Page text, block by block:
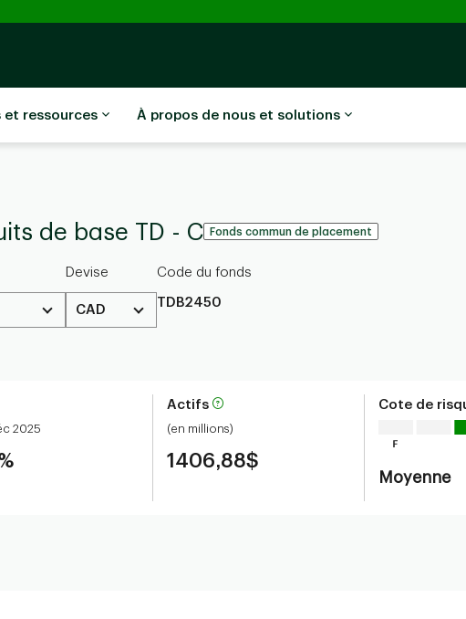
et ressources À propos de nous et solutions
de base TD - C Fonds commun de placement
Devise
CAD
Code du fonds
TDB2450
2025
Actifs
(en millions)
1406,88$
Cote de
Moyenne